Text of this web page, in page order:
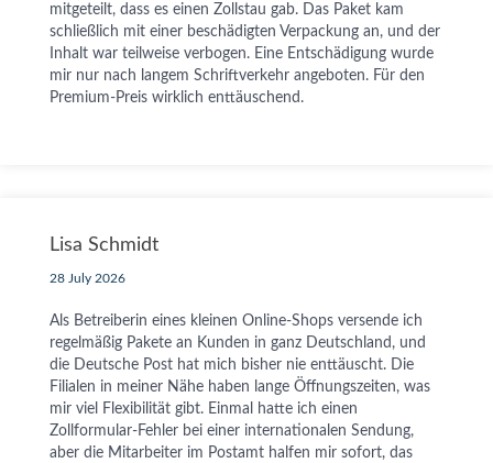
mitgeteilt, dass es einen Zollstau gab. Das Paket kam
schließlich mit einer beschädigten Verpackung an, und der
Inhalt war teilweise verbogen. Eine Entschädigung wurde
mir nur nach langem Schriftverkehr angeboten. Für den
Premium-Preis wirklich enttäuschend.
Lisa Schmidt
28 July 2026
Als Betreiberin eines kleinen Online-Shops versende ich
regelmäßig Pakete an Kunden in ganz Deutschland, und
die Deutsche Post hat mich bisher nie enttäuscht. Die
Filialen in meiner Nähe haben lange Öffnungszeiten, was
mir viel Flexibilität gibt. Einmal hatte ich einen
Zollformular-Fehler bei einer internationalen Sendung,
aber die Mitarbeiter im Postamt halfen mir sofort, das